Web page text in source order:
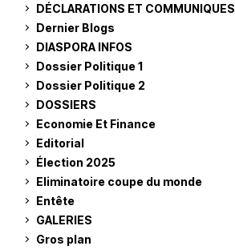
DÉCLARATIONS ET COMMUNIQUES
Dernier Blogs
DIASPORA INFOS
Dossier Politique 1
Dossier Politique 2
DOSSIERS
Economie Et Finance
Editorial
Élection 2025
Eliminatoire coupe du monde
Entête
GALERIES
Gros plan